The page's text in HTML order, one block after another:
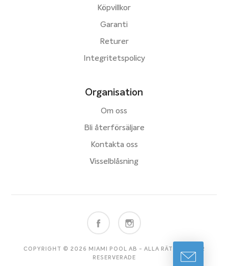
Köpvillkor
Garanti
Returer
Integritetspolicy
Organisation
Om oss
Bli återförsäljare
Kontakta oss
Visselblåsning
COPYRIGHT © 2026 MIAMI POOL AB - ALLA RÄTTIGHETER
RESERVERADE